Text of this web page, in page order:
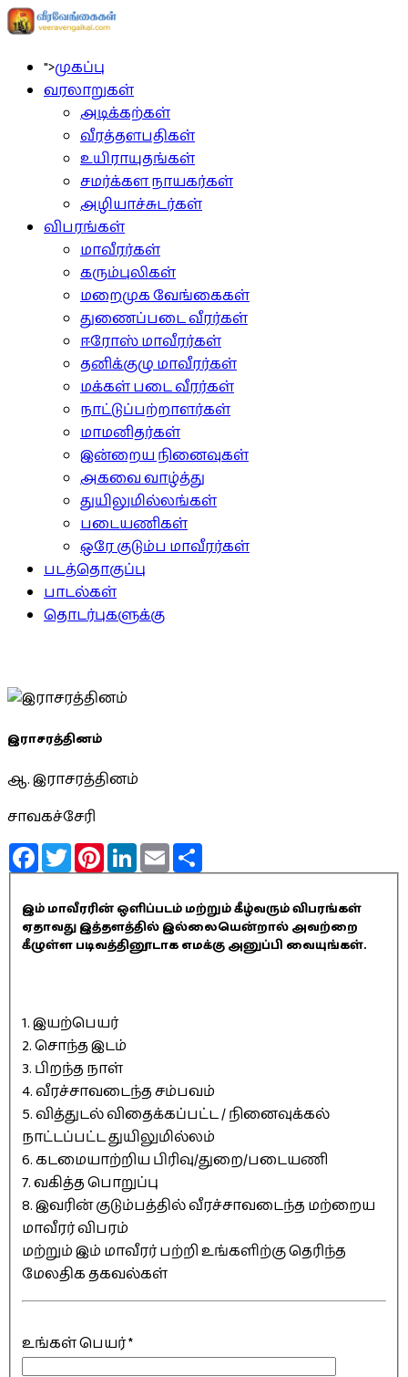
">முகப்பு
வரலாறுகள்
அடிக்கற்கள்
வீரத்தளபதிகள்
உயிராயுதங்கள்
சமர்க்கள நாயகர்கள்
அழியாச்சுடர்கள்
விபரங்கள்
மாவீரர்கள்
கரும்புலிகள்
மறைமுக வேங்கைகள்
துணைப்படை வீரர்கள்
ஈரோஸ் மாவீரர்கள்
தனிக்குழு மாவீரர்கள்
மக்கள் படை வீரர்கள்
நாட்டுப்பற்றாளர்கள்
மாமனிதர்கள்
இன்றைய நினைவுகள்
அகவை வாழ்த்து
துயிலுமில்லங்கள்
படையணிகள்
ஒரே குடும்ப மாவீரர்கள்
படத்தொகுப்பு
பாடல்கள்
தொடர்புகளுக்கு
இராசரத்தினம்
ஆ. இராசரத்தினம்
சாவகச்சேரி
FacebookTwitterPinterestLinkedInEmail
இம் மாவீரரின் ஒளிப்படம் மற்றும் கீழ்வரும் விபரங்கள்
ஏதாவது இத்தளத்தில் இல்லையென்றால் அவற்றை
கீழுள்ள படிவத்தினூடாக எமக்கு அனுப்பி வையுங்கள்.
1. இயற்பெயர்
2. சொந்த இடம்
3. பிறந்த நாள்
4. வீரச்சாவடைந்த சம்பவம்
5. வித்துடல் விதைக்கப்பட்ட / நினைவுக்கல்
நாட்டப்பட்ட துயிலுமில்லம்
6. கடமையாற்றிய பிரிவு/துறை/படையணி
7. வகித்த பொறுப்பு
8. இவரின் குடும்பத்தில் வீரச்சாவடைந்த மற்றைய
மாவீரர் விபரம்
மற்றும் இம் மாவீரர் பற்றி உங்களிற்கு தெரிந்த
மேலதிக தகவல்கள்
உங்கள் பெயர்*